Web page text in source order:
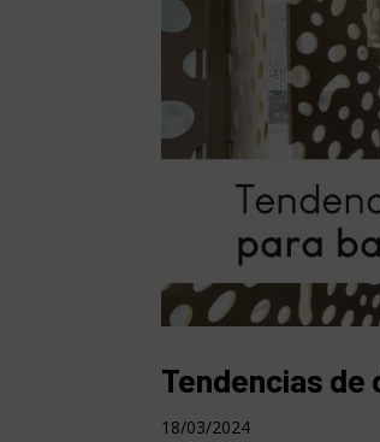
Tendencias
18/03/2024